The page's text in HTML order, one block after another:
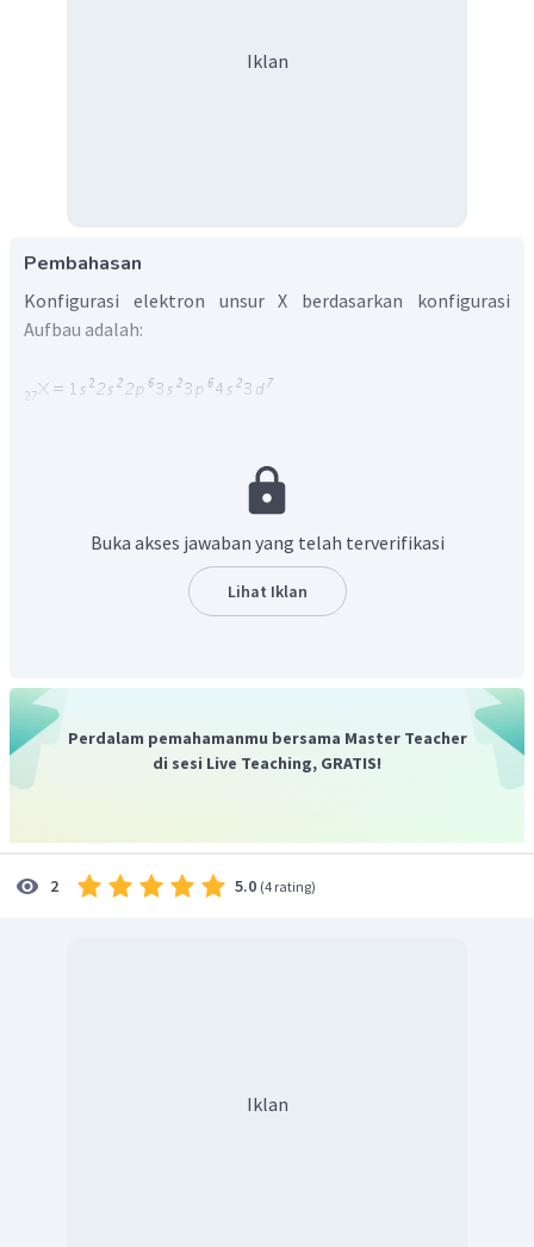
Iklan
Pembahasan
Konfigurasi elektron unsur X berdasarkan konfigurasi
Aufbau adalah:
konfigurasi elektron yaitu 4. Subkulitnya adalah
Total orbital ada: 15 orbital dengan 12 orbital berisi
elektron penuh dan 3 orbital berisi elektron setengah
konfigurasi elektronnya adalah:
Buka akses jawaban yang telah terverifikasi
Lihat Iklan
Perdalam pemahamanmu bersama Master Teacher
di sesi Live Teaching, GRATIS!
2 5.0 (4 rating)
Iklan